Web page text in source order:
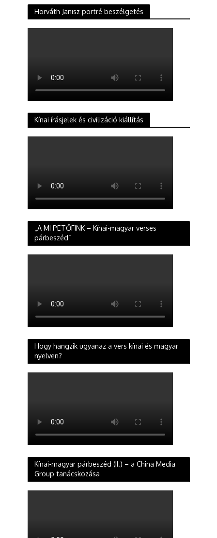
Horváth Janisz portré beszélgetés
Kínai írásjelek és civilizáció kiállítás
„A MI PETŐFINK – Kínai-magyar verses
párbeszéd”
Hogy hangzik ugyanaz a vers kínai és magyar
nyelven?
Kínai-magyar párbeszéd (II.) – a China Media
Group tanácskozása